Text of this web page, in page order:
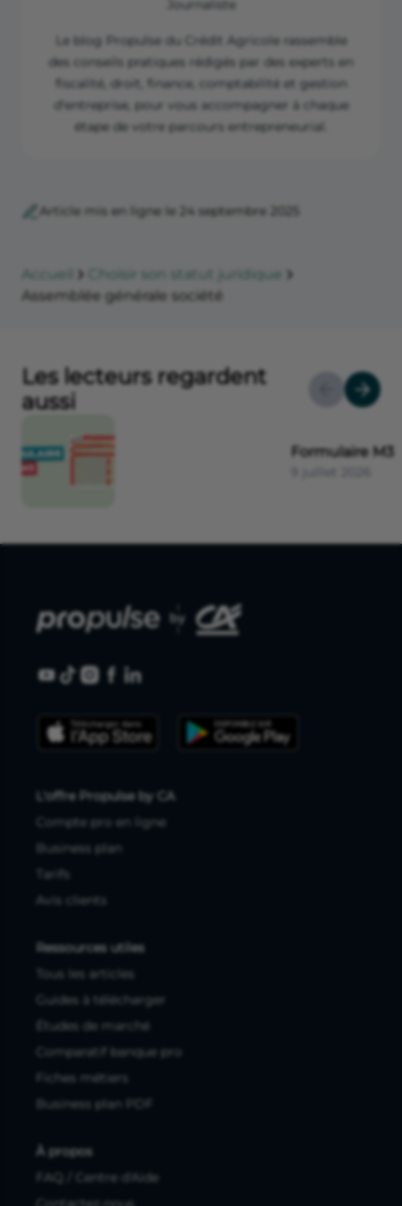
Journaliste
Le blog Propulse du Crédit Agricole rassemble
des conseils pratiques rédigés par des experts en
fiscalité, droit, finance, comptabilité et gestion
d'entreprise, pour vous accompagner à chaque
étape de votre parcours entrepreneurial.
Article mis en ligne le 24 septembre 2025
Accueil
Choisir son statut juridique
Assemblée générale société
Les lecteurs regardent
aussi
Formulaire M3
L'offre Propulse by CA
Compte pro en ligne
Business plan
Tarifs
Avis clients
Ressources utiles
Tous les articles
Guides à télécharger
Études de marché
Comparatif banque pro
Fiches métiers
Business plan PDF
À propos
FAQ / Centre d'Aide